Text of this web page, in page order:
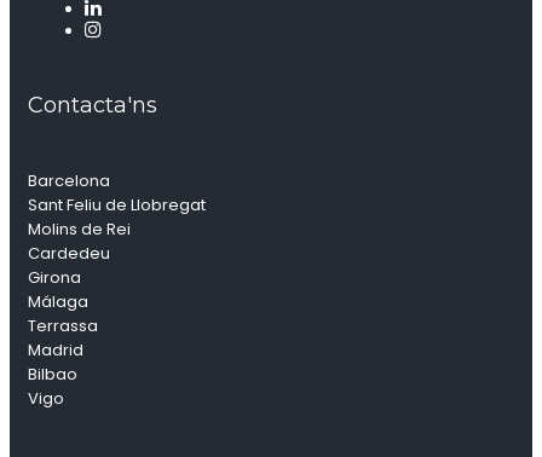
Contacta'ns
Barcelona
Sant Feliu de Llobregat
Molins de Rei
Cardedeu
Girona
Málaga
Terrassa
Madrid
Bilbao
Vigo